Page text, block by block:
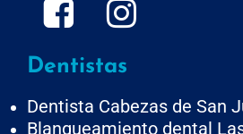
Dentistas
Dentista Cabezas de San
Blanqueamiento dental